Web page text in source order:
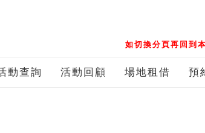
如切換分頁再回到
動查詢 活動回顧 場地租借 預